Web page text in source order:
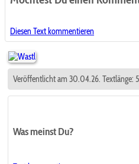
Diesen Text kommentieren
Veröffentlicht am 30.04.26. Textlänge:
Was meinst Du?